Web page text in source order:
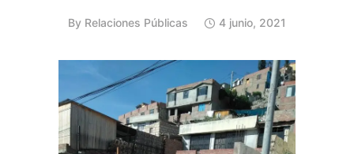
By Relaciones Públicas 4 junio, 2021